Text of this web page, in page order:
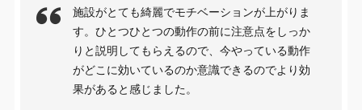
施設がとても綺麗でモチベーションが上がりま
す。ひとつひとつの動作の前に注意点をしっか
りと説明してもらえるので、今やっている動作
がどこに効いているのか意識できるのでより効
果があると感じました。